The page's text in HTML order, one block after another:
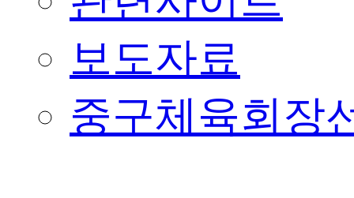
보도자료
중구체육회장